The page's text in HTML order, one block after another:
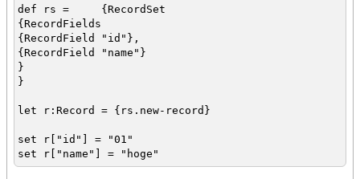
def rs = {RecordSet
{RecordFields
{RecordField "id"},
{RecordField "name"}
}
}
let r:Record = {rs.new-record}
set r["id"] = "01"
set r["name"] = "hoge"